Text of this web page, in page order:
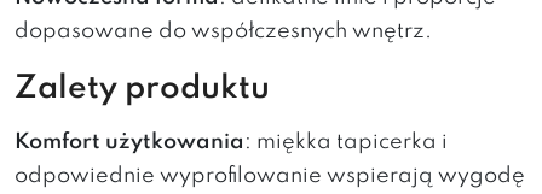
dopasowane do współczesnych wnętrz.
Zalety produktu
Komfort użytkowania : miękka tapicerka i
odpowiednie wyprofilowanie wspierają wygodę